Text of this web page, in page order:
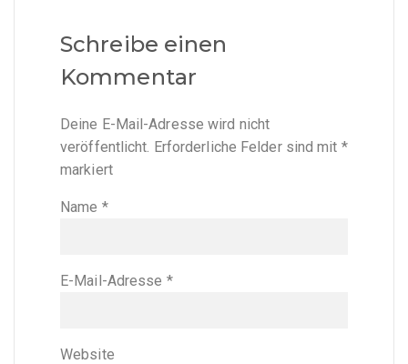
Schreibe einen
Kommentar
Deine E-Mail-Adresse wird nicht
veröffentlicht. Erforderliche Felder sind mit *
markiert
Name *
E-Mail-Adresse *
Website